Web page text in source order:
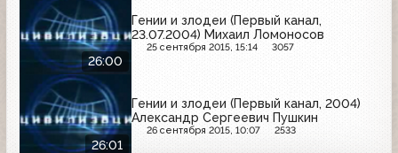
26:00
Гении и злодеи (Первый канал,
23.07.2004) Михаил Ломоносов
25 сентября 2015, 15:14 3057
26:01
Гении и злодеи (Первый канал, 2004)
Александр Сергеевич Пушкин
26 сентября 2015, 10:07 2533